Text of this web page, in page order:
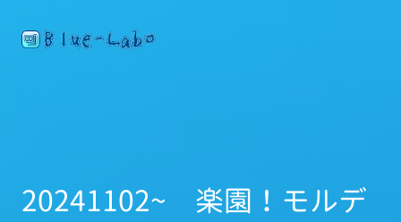
20241102~ 楽園！モルデ